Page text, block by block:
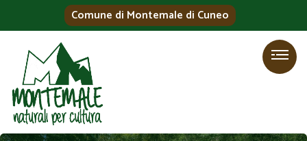
Comune di Montemale di Cuneo